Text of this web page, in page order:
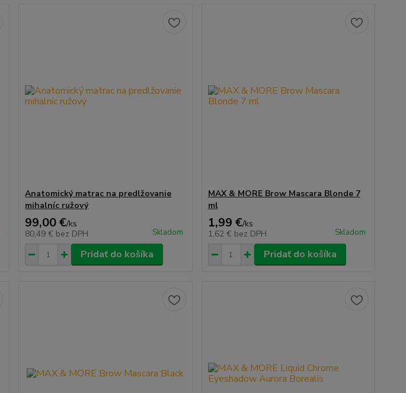
Anatomický matrac na predlžovanie
mihalníc ružový
99,00 €/ks
80,49 € bez DPH Skladom
Pridať do košíka
MAX & MORE Brow Mascara Blonde 7
ml
1,99 €/ks
1,62 € bez DPH Skladom
Pridať do košíka